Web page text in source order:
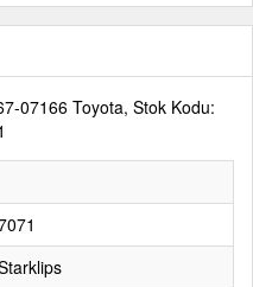
07166 Toyota, Stok Kodu: